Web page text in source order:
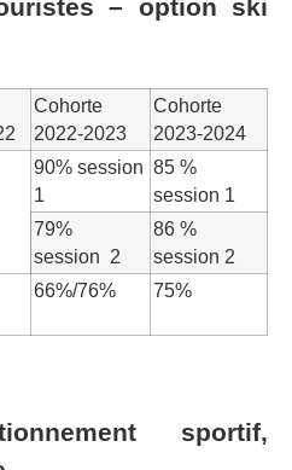
– option ski
Cohorte
2022-2023
Cohorte
2023-2024
90% session
1
85 %
session 1
79%
session 2
86 %
session 2
66%/76% 75%
sportif,